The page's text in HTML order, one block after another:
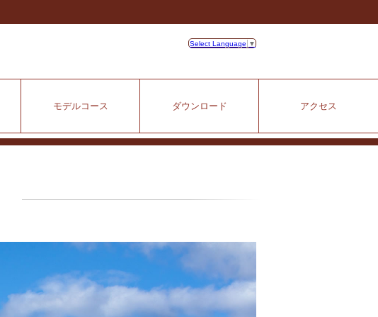
Select Language ▼
モデルコース ダウンロード アクセス